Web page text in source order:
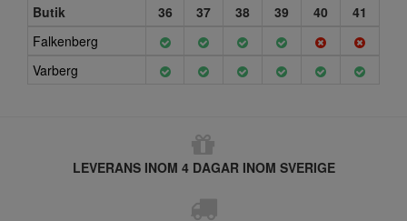
Butik
36 37 38 39 40
41
Falkenberg
Varberg
LEVERANS INOM 4 DAGAR INOM SVERIGE